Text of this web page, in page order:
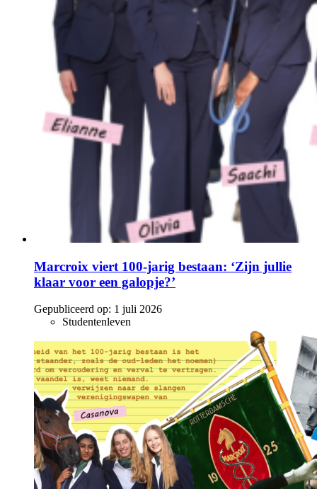
Marcroix viert 100-jarig bestaan: ‘Zijn jullie
klaar voor een galopje?’
Gepubliceerd op: 1 juli 2026
Studentenleven